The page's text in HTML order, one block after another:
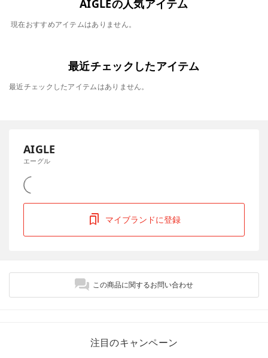
AIGLEの人気アイテム
現在おすすめアイテムはありません。
最近チェックしたアイテム
最近チェックしたアイテムはありません。
AIGLE
エーグル
マイブランドに登録
この商品に関するお問い合わせ
注目のキャンペーン